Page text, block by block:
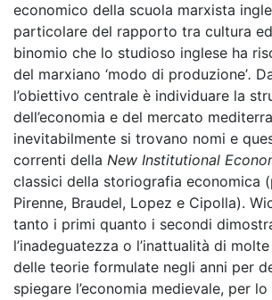
economico della scuola marxista
particolare del rapporto tra cultura
binomio che lo studioso inglese ha
del marxiano ‘modo di produzione’.
l’obiettivo centrale è individuare la
dell’economia e del mercato
inevitabilmente si trovano nomi e
correnti della New Institutional
classici della storiografia economica
Pirenne, Braudel, Lopez e Cipolla).
tanto i primi quanto i secondi
l’inadeguatezza o l’inattualità di
delle teorie formulate negli anni per
spiegare l’economia medievale, per